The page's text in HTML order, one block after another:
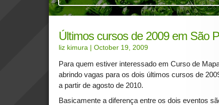
Últimos cursos de 2009 em São
liz kimura | October 19, 2009
Para quem estiver interessado em Curso de
abrindo vagas para os dois últimos cursos de
a partir de agosto de 2010.
Basicamente a diferença entre os dois eventos